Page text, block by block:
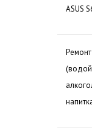
ASUS